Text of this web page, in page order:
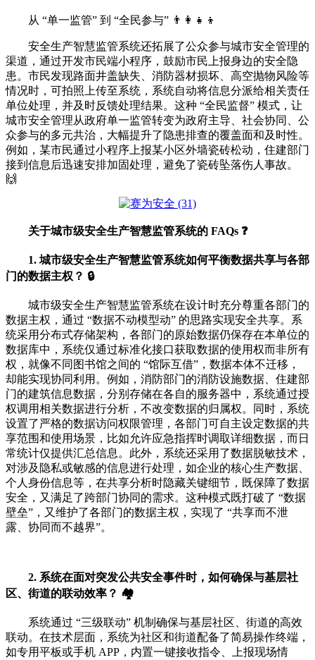
从 “单一监管” 到 “全民参与” 👨👩👧👦
安全生产智慧监管系统还拓展了公众参与城市安全管理的
渠道，通过开发市民端小程序，鼓励市民上报身边的安全隐
患。市民发现路面井盖缺失、消防器材损坏、高空抛物风险等
情况时，可拍照上传至系统，系统自动将信息分派给相关责任
单位处理，并及时反馈处理结果。这种 “全民监督” 模式，让
城市安全管理从政府单一监管转变为政府主导、社会协同、公
众参与的多元共治，大幅提升了隐患排查的覆盖面和及时性。
例如，某市民通过小程序上报某小区外墙瓷砖松动，住建部门
接到信息后迅速安排加固处理，避免了瓷砖坠落伤人事故。
🙌
关于城市级安全生产智慧监管系统的 FAQs ❓
1. 城市级安全生产智慧监管系统如何平衡数据共享与各部
门的数据主权？ 🔒
城市级安全生产智慧监管系统在设计时充分尊重各部门的
数据主权，通过 “数据不动模型动” 的思路实现安全共享。系
统采用分布式存储架构，各部门的原始数据仍保存在本单位的
数据库中，系统仅通过标准化接口获取数据的使用权而非所有
权，就像不同图书馆之间的 “馆际互借”，数据本体不迁移，
却能实现协同利用。例如，消防部门的消防设施数据、住建部
门的建筑信息数据，分别存储在各自的服务器中，系统通过授
权调用相关数据进行分析，不改变数据的归属权。同时，系统
设置了严格的数据访问权限管理，各部门可自主设定数据的共
享范围和使用场景，比如允许应急指挥时调取详细数据，而日
常统计仅提供汇总信息。此外，系统还采用了数据脱敏技术，
对涉及隐私或敏感的信息进行处理，如企业的核心生产数据、
个人身份信息等，在共享分析时隐藏关键细节，既保障了数据
安全，又满足了跨部门协同的需求。这种模式既打破了 “数据
壁垒”，又维护了各部门的数据主权，实现了 “共享而不泄
露、协同而不越界”。
2. 系统在面对突发公共安全事件时，如何确保与基层社
区、街道的联动效率？ 🏘️
系统通过 “三级联动” 机制确保与基层社区、街道的高效
联动。在技术层面，系统为社区和街道配备了简易操作终端，
如专用平板或手机 APP，内置一键接收指令、上报现场情